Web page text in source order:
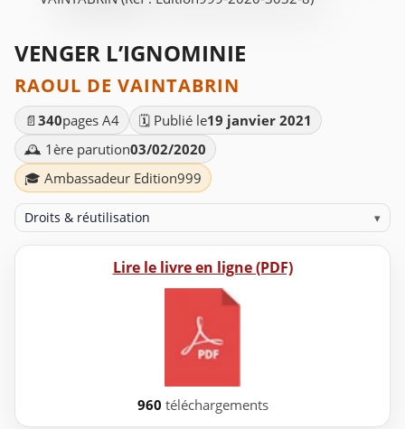
VENGER L’IGNOMINIE
RAOUL DE VAINTABRIN
📄 340pages A4 🗓️ Publié le19 janvier 2021
🕰️ 1ère parution03/02/2020
🎓 Ambassadeur Edition999
Droits & réutilisation ▾
Lire le livre en ligne (PDF)
960 téléchargements